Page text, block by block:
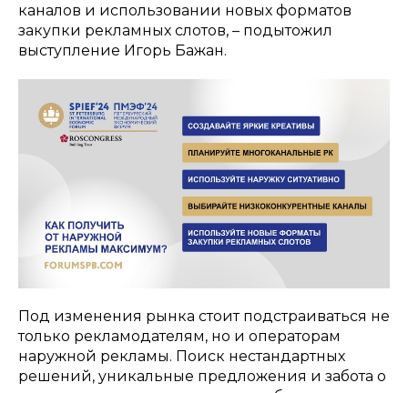
каналов и использовании новых форматов
закупки рекламных слотов, – подытожил
выступление Игорь Бажан.
Под изменения рынка стоит подстраиваться не
только рекламодателям, но и операторам
наружной рекламы. Поиск нестандартных
решений, уникальные предложения и забота о